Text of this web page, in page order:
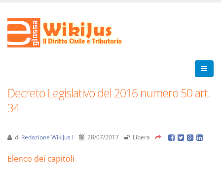
Decreto Legislativo del 2016 numero 50 art.
34
di Redazione WikiJus I 28/07/2017 Libera
Elenco dei capitoli